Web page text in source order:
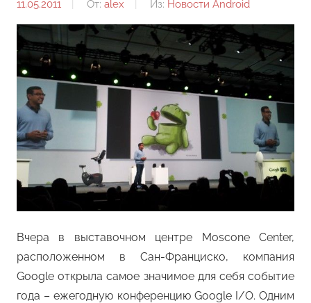
11.05.2011 От: alex Из: Новости Android
Вчера в выставочном центре Moscone Center,
расположенном в Сан-Франциско, компания
Google открыла самое значимое для себя событие
года – ежегодную конференцию Google I/O. Одним